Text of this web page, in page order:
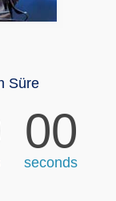
Süre
00
seconds